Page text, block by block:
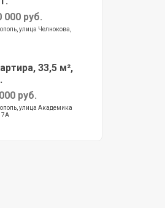
000 руб.
улица Челнокова,
33,5 м²,
руб.
улица Академика
7А